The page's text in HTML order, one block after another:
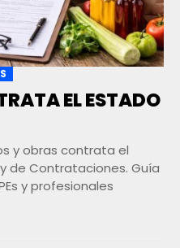
EL ESTADO
y obras contrata el
de Contrataciones. Guía
y profesionales